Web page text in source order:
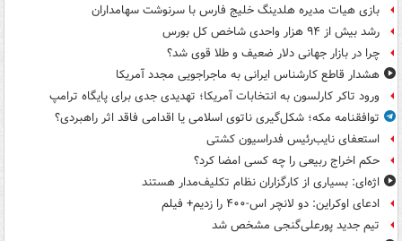
بازی هیات مدیره هلدینگ خلیج فارس با سرنوشت سهامداران
رشد بیش از ۹۴ هزار واحدی شاخص کل بورس
چرا در بازار جهانی دلار ضعیف و طلا قوی شد؟
هشدار قاطع کارشناس ایرانی به ماجراجویی مجدد آمریکا
ورود تاکر کارلسون به انتخابات آمریکا؛ تهدیدی جدی برای پایگاه ترامپ
توافقنامه مکه؛ شکل‌گیری ناتوی اسلامی یا اقدامی فاقد اثر راهبردی؟
استعفای نایب‌رئیس فدراسیون کشتی
حکم اخراج ربیعی را چه کسی امضا کرد؟
اژه‌ای: بسیاری از کارگزاران نظام تکلیف‌مدار هستند
ادعای اوکراین: دو لانچر اس-۴۰۰ را زدیم+ فیلم
تیم جدید پورعلی‌گنجی مشخص شد